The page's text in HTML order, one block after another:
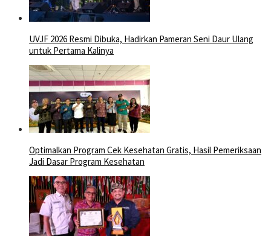
UVJF 2026 Resmi Dibuka, Hadirkan Pameran Seni Daur Ulang
untuk Pertama Kalinya
Optimalkan Program Cek Kesehatan Gratis, Hasil Pemeriksaan
Jadi Dasar Program Kesehatan